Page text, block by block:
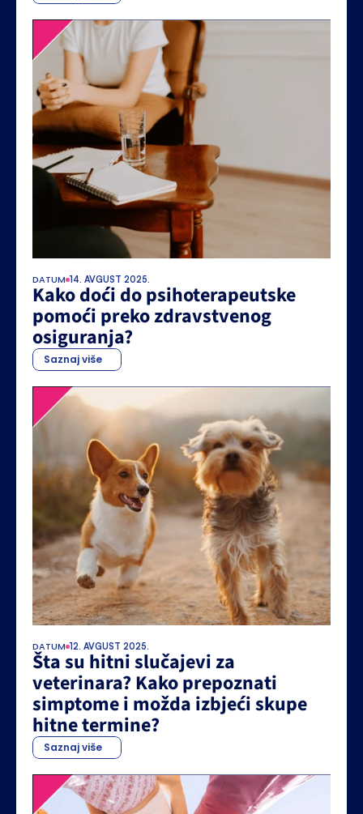
DATUM 14. AVGUST 2025.
Kako doći do psihoterapeutske
pomoći preko zdravstvenog
osiguranja?
Saznaj više
DATUM 12. AVGUST 2025.
Šta su hitni slučajevi za
veterinara? Kako prepoznati
simptome i možda izbjeći skupe
hitne termine?
Saznaj više